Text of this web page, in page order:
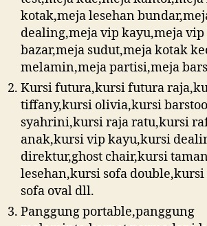
kotak,meja lesehan
dealing,meja vip kayu,meja vip
bazar,meja sudut,meja kotak
melamin,meja partisi,meja
Kursi futura,kursi futura
tiffany,kursi olivia,kursi
syahrini,kursi raja ratu,kursi
anak,kursi vip kayu,kursi
direktur,ghost chair,kursi
lesehan,kursi sofa
sofa oval dll.
Panggung portable,panggung